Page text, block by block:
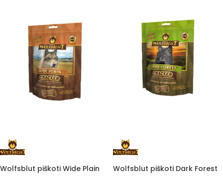
Wolfsblut piškoti Wide Plain
Wolfsblut piškoti Dark Forest